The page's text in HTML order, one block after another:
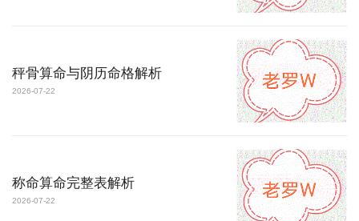
秤骨算命与阴历命格解析
2026-07-22
称命算命完整表解析
2026-07-22